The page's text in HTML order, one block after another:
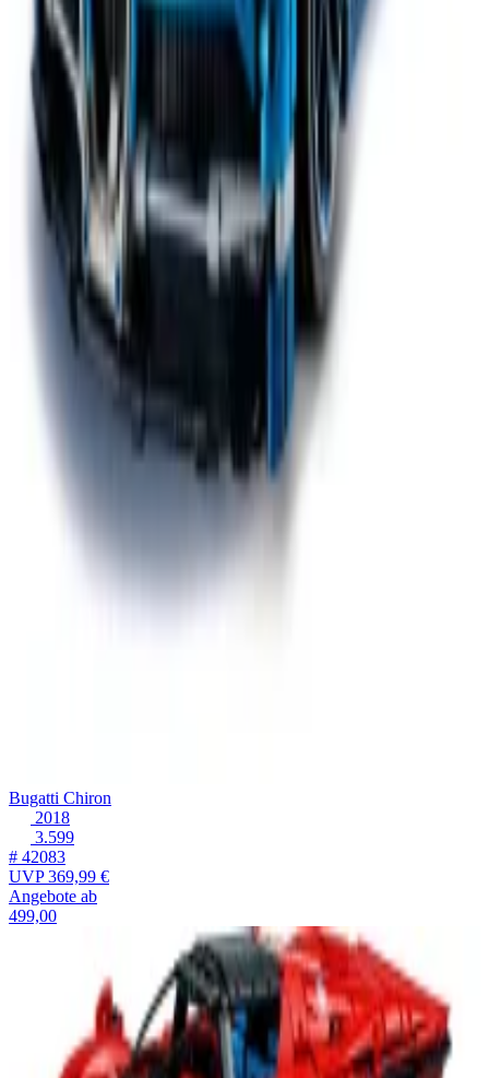
Bugatti Chiron
2018
3.599
# 42083
UVP369,99 €
Angebote ab
499,00